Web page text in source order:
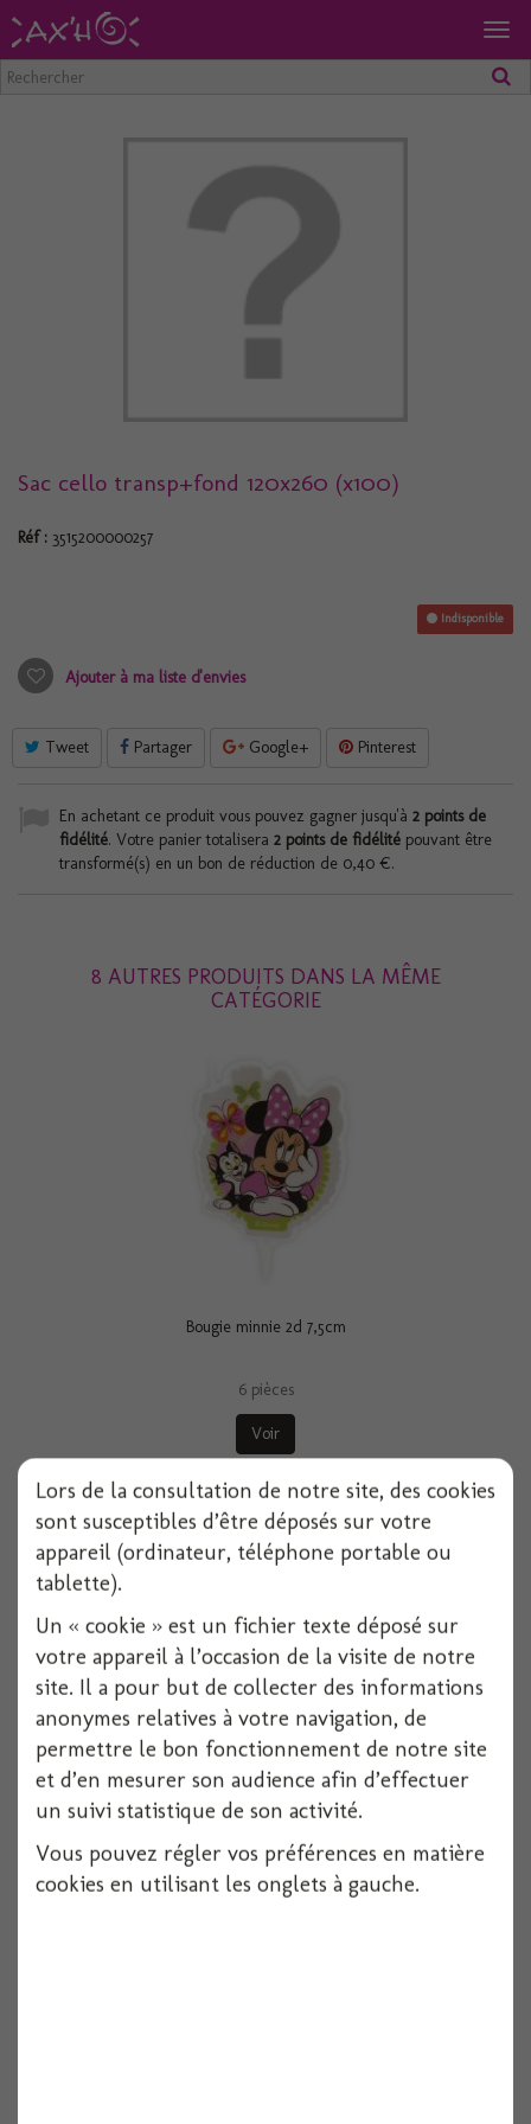
Sac cello transp+fond 120x260 (x100)
Réf : 3515200000257
Indisponible
Ajouter à ma liste d'envies
Tweet Partager Google+ Pinterest
En achetant ce produit vous pouvez gagner jusqu'à 2 points de
fidélité. Votre panier totalisera 2 points de fidélité pouvant être
transformé(s) en un bon de réduction de 0,40 €.
8 AUTRES PRODUITS DANS LA MÊME
CATÉGORIE
Bougie minnie 2d 7,5cm
6 pièces
Voir
Cupcake wrappers baby licorne x6
Lors de la consultation de notre site, des cookies
sont susceptibles d’être déposés sur votre
appareil (ordinateur, téléphone portable ou
tablette).
Un « cookie » est un fichier texte déposé sur
votre appareil à l’occasion de la visite de notre
site. Il a pour but de collecter des informations
anonymes relatives à votre navigation, de
permettre le bon fonctionnement de notre site
et d’en mesurer son audience afin d’effectuer
un suivi statistique de son activité.
Vous pouvez régler vos préférences en matière
cookies en utilisant les onglets à gauche.